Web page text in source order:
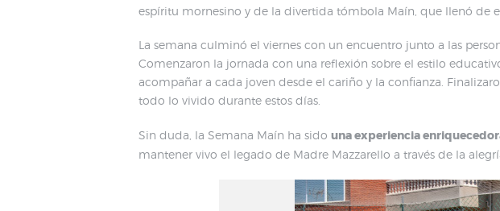
espíritu mornesino y de la divertida tómbola Maín, que llenó de
La semana culminó el viernes con un encuentro junto a las
Comenzaron la jornada con una reflexión sobre el estilo
acompañar a cada joven desde el cariño y la confianza.
todo lo vivido durante estos días.
Sin duda, la Semana Maín ha sido una experiencia
mantener vivo el legado de Madre Mazzarello a través de la